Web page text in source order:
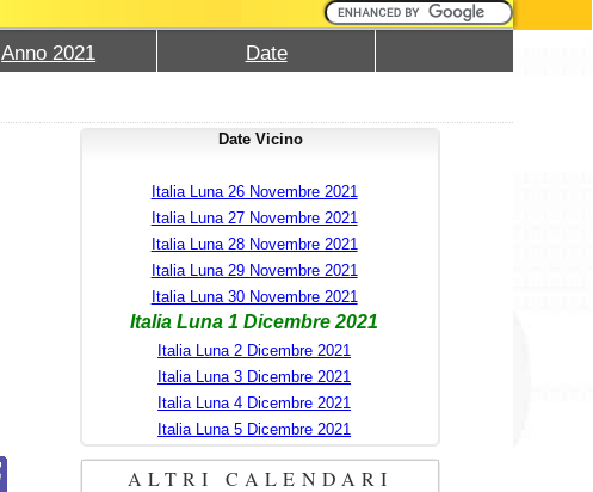
Anno 2021 Date
Date Vicino
Italia Luna 26 Novembre 2021
Italia Luna 27 Novembre 2021
Italia Luna 28 Novembre 2021
Italia Luna 29 Novembre 2021
Italia Luna 30 Novembre 2021
Italia Luna 1 Dicembre 2021
Italia Luna 2 Dicembre 2021
Italia Luna 3 Dicembre 2021
Italia Luna 4 Dicembre 2021
Italia Luna 5 Dicembre 2021
ALTRI CALENDARI